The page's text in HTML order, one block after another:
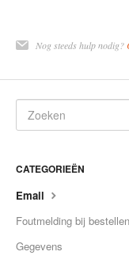
Nog steeds hulp nodig?
CATEGORIEËN
Email
Foutmelding bij
Gegevens